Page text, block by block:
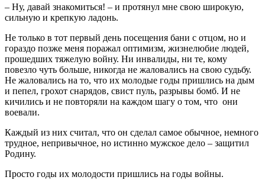
– Ну, давай знакомиться! – и протянул мне свою широкую,
сильную и крепкую ладонь.
Не только в тот первый день посещения бани с отцом, но и
гораздо позже меня поражал оптимизм, жизнелюбие людей,
прошедших тяжелую войну. Ни инвалиды, ни те, кому
повезло чуть больше, никогда не жаловались на свою судьбу.
Не жаловались на то, что их молодые годы пришлись на дым
и пепел, грохот снарядов, свист пуль, разрывы бомб. И не
кичились и не повторяли на каждом шагу о том, что они
воевали.
Каждый из них считал, что он сделал самое обычное, немного
трудное, непривычное, но истинно мужское дело – защитил
Родину.
Просто годы их молодости пришлись на годы войны.